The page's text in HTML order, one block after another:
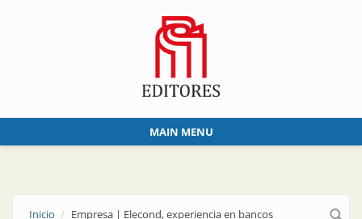
MAIN MENU
Inicio
Empresa | Elecond, experiencia en bancos